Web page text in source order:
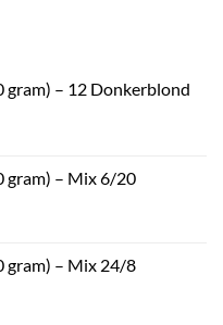
gram) – 12 Donkerblond
gram) – Mix 6/20
gram) – Mix 24/8